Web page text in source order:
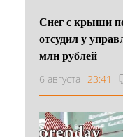
Снег с крыши
отсудил у
млн рублей
6 августа 23:41